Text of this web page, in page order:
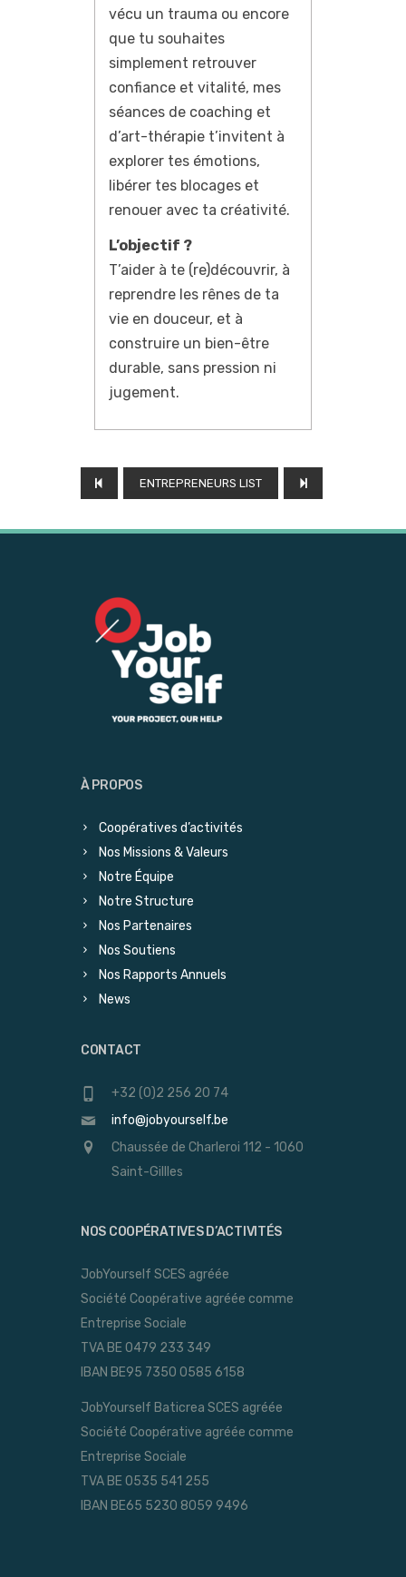
vécu un trauma ou encore
que tu souhaites
simplement retrouver
confiance et vitalité, mes
séances de coaching et
d’art-thérapie t’invitent à
explorer tes émotions,
libérer tes blocages et
renouer avec ta créativité.
L’objectif ?
T’aider à te (re)découvrir, à
reprendre les rênes de ta
vie en douceur, et à
construire un bien-être
durable, sans pression ni
jugement.
ENTREPRENEURS LIST
À PROPOS
Coopératives d’activités
Nos Missions & Valeurs
Notre Équipe
Notre Structure
Nos Partenaires
Nos Soutiens
Nos Rapports Annuels
News
CONTACT
+32 (0)2 256 20 74
info@jobyourself.be
Chaussée de Charleroi 112 - 1060
Saint-Gillles
NOS COOPÉRATIVES D’ACTIVITÉS
JobYourself SCES agréée
Société Coopérative agréée comme
Entreprise Sociale
TVA BE 0479 233 349
IBAN BE95 7350 0585 6158
JobYourself Baticrea SCES agréée
Société Coopérative agréée comme
Entreprise Sociale
TVA BE 0535 541 255
IBAN BE65 5230 8059 9496